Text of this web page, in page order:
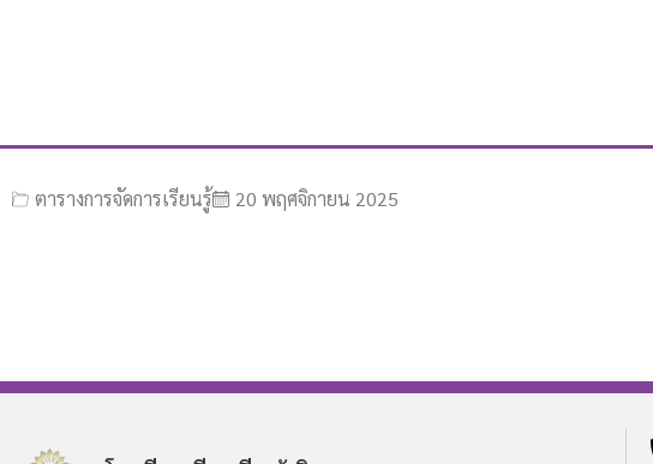
ตารางการจัดการเรียนรู้ 20 พฤศจิกายน 2025